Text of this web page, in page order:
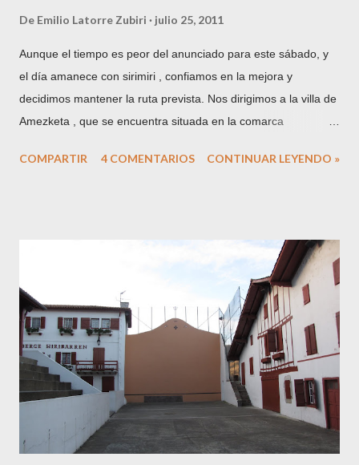
De Emilio Latorre Zubiri julio 25, 2011
Aunque el tiempo es peor del anunciado para este sábado, y
el día amanece con sirimiri , confiamos en la mejora y
decidimos mantener la ruta prevista. Nos dirigimos a la villa de
Amezketa , que se encuentra situada en la comarca
los puntos más habituales para adentrarse en la Sierra de
ascensión a Ganbo , por lo que dejo el enlace de la entrada
que dediqué a esta emblemática cumbre de la sierra. Una vez
más utilizo para ilustrar este punto el excelente archivo de
fotografías de la Diputación Foral de Gipuzkoa , custodiadas
en Tolosa y recogidas en la red al alcance del público en
general en Gure Gipuzkoa para ilustrar este punto. En este
caso se trata de una fotografía de Indalecio Ojanguren ,
fechada en 1954 , con Txindoki nevado al fondo...
COMPARTIR 4 COMENTARIOS CONTINUAR LEYENDO »